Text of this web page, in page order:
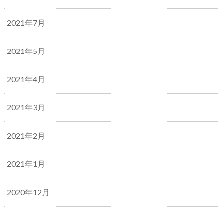
2021年7月
2021年5月
2021年4月
2021年3月
2021年2月
2021年1月
2020年12月